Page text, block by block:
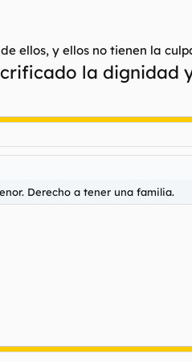
a adoptar niños, escudados
de esos derechos es el tener
predomina de forma
gays se sientan realizados en su
Derecho a tener una familia.
ellos, y ellos no tienen la
la dignidad
Derecho a tener una familia.